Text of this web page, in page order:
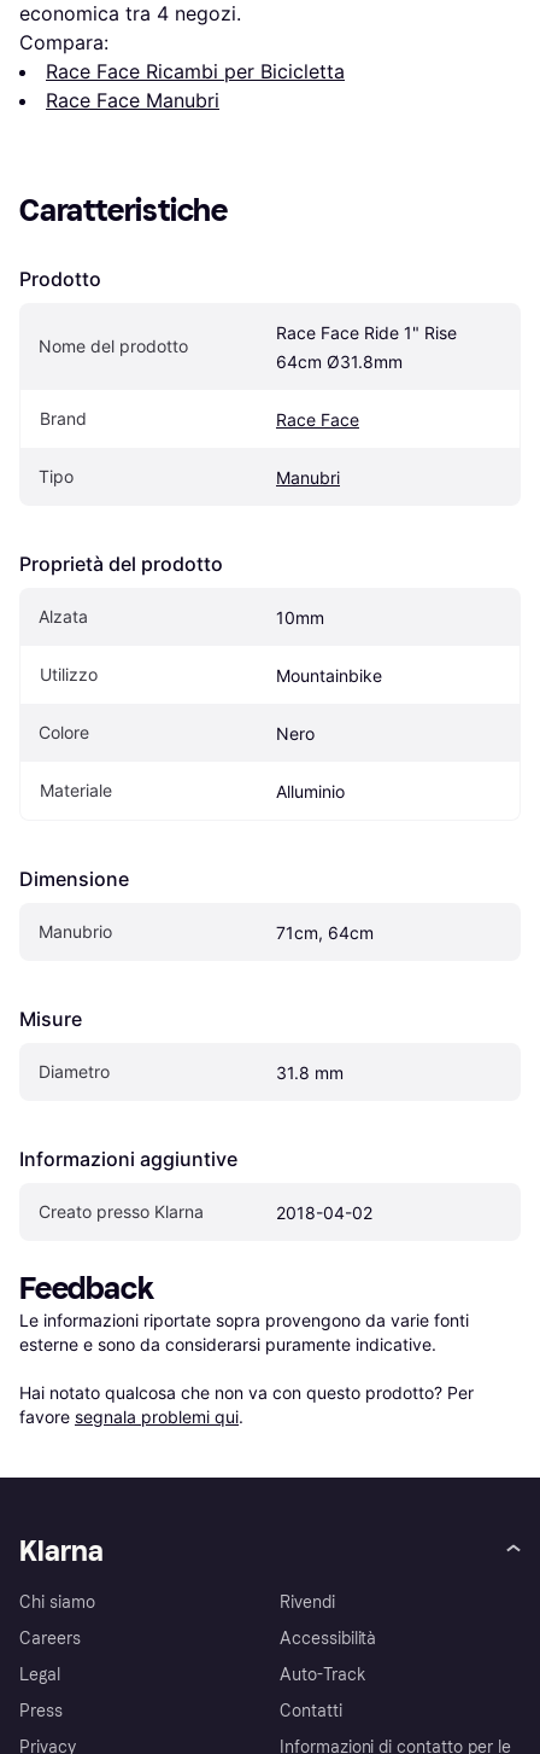
economica tra 4 negozi.
Compara:
Race Face Ricambi per Bicicletta
Race Face Manubri
Caratteristiche
Prodotto
Nome del prodotto
Race Face Ride 1" Rise
64cm Ø31.8mm
Brand Race Face
Tipo Manubri
Proprietà del prodotto
Alzata 10mm
Utilizzo Mountainbike
Colore Nero
Materiale Alluminio
Dimensione
Manubrio 71cm, 64cm
Misure
Diametro 31.8 mm
Informazioni aggiuntive
Creato presso Klarna 2018-04-02
Feedback
Le informazioni riportate sopra provengono da varie fonti
esterne e sono da considerarsi puramente indicative.
Hai notato qualcosa che non va con questo prodotto? Per
favore segnala problemi qui.
Klarna
Chi siamo
Careers
Legal
Press
Privacy
Rivendi
Accessibilità
Auto-Track
Contatti
Informazioni di contatto per le